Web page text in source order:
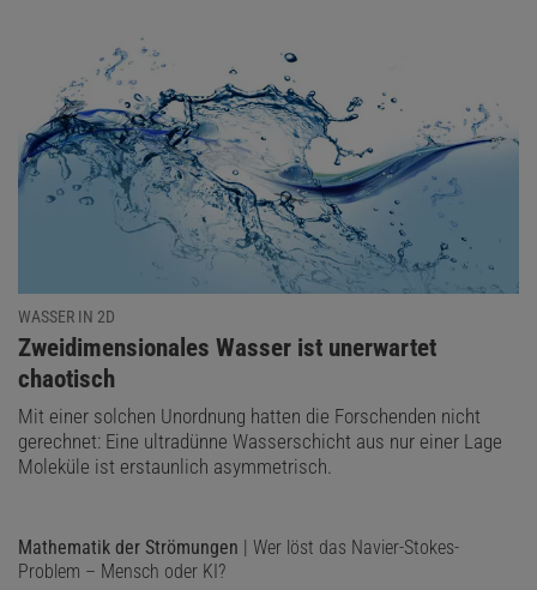
WASSER IN 2D
:
Zweidimensionales Wasser ist unerwartet
chaotisch
Mit einer solchen Unordnung hatten die Forschenden nicht
gerechnet: Eine ultradünne Wasserschicht aus nur einer Lage
Moleküle ist erstaunlich asymmetrisch.
Mathematik der Strömungen | Wer löst das Navier-Stokes-
Problem – Mensch oder KI?